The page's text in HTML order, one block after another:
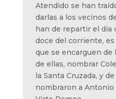
Atendido se han
darlas a los vecinos
han de repartir el día
doce del corriente,
que se encarguen de
de ellas, nombrar
la Santa Cruzada, y
nombraron a Antonio